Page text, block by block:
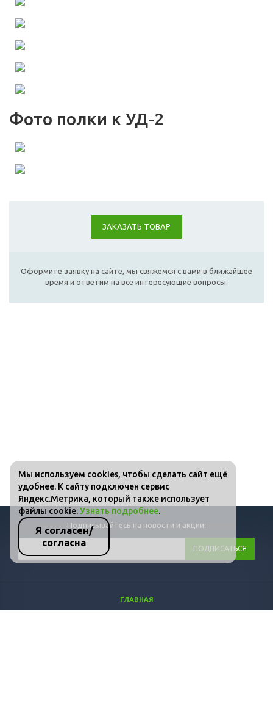
Фото полки к УД-2
ЗАКАЗАТЬ ТОВАР
Оформите заявку на сайте, мы свяжемся с вами в ближайшее
время и ответим на все интересующие вопросы.
Подписывайтесь на новости и акции:
ГЛАВНАЯ
Мы используем cookies, чтобы сделать сайт ещё
удобнее. К сайту подключен сервис
Яндекс.Метрика, который также использует
файлы cookie.Узнать подробнее.
Я согласен/
согласна